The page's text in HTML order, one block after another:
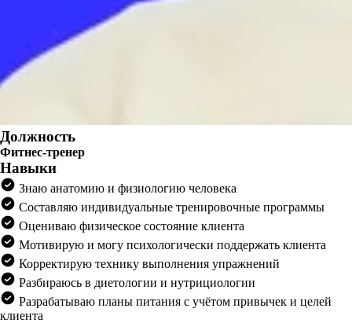
Должность
Фитнес-тренер
Навыки
Знаю анатомию и физиологию человека
Составляю индивидуальные тренировочные программы
Оцениваю физическое состояние клиента
Мотивирую и могу психологически поддержать клиента
Корректирую технику выполнения упражнений
Разбираюсь в диетологии и нутрициологии
Разрабатываю планы питания с учётом привычек и целей
клиента